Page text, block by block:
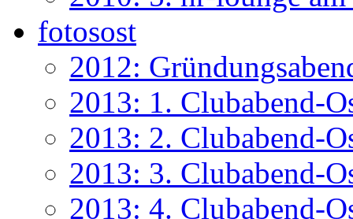
fotosost
2012:
2013: 1. Clubabend-
2013: 2. Clubabend-
2013: 3. Clubabend-
2013: 4. Clubabend-